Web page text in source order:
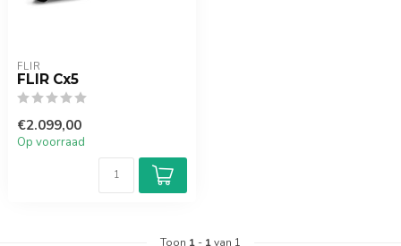
FLIR
FLIR Cx5
€2.099,00
Op voorraad
Toon 1 - 1van 1